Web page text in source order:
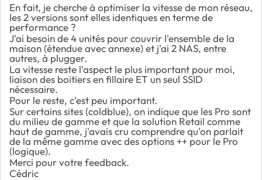
En fait, je cherche à optimiser la vitesse de mon réseau,
les 2 versions sont elles identiques en terme de
performance ?
J'ai besoin de 4 unités pour couvrir l'ensemble de la
maison (étendue avec annexe) et j'ai 2 NAS, entre
autres, à plugger.
La vitesse reste l'aspect le plus important pour moi,
liaison des boitiers en fillaire ET un seul SSID
nécessaire.
Pour le reste, c'est peu important.
Sur certains sites (coldblue), on indique que les Pro sont
du milieu de gamme et que la solution Retail comme
haut de gamme, j'avais cru comprendre qu'on parlait
de la même gamme avec des options ++ pour le Pro
(logique).
Merci pour votre feedback.
Cédric